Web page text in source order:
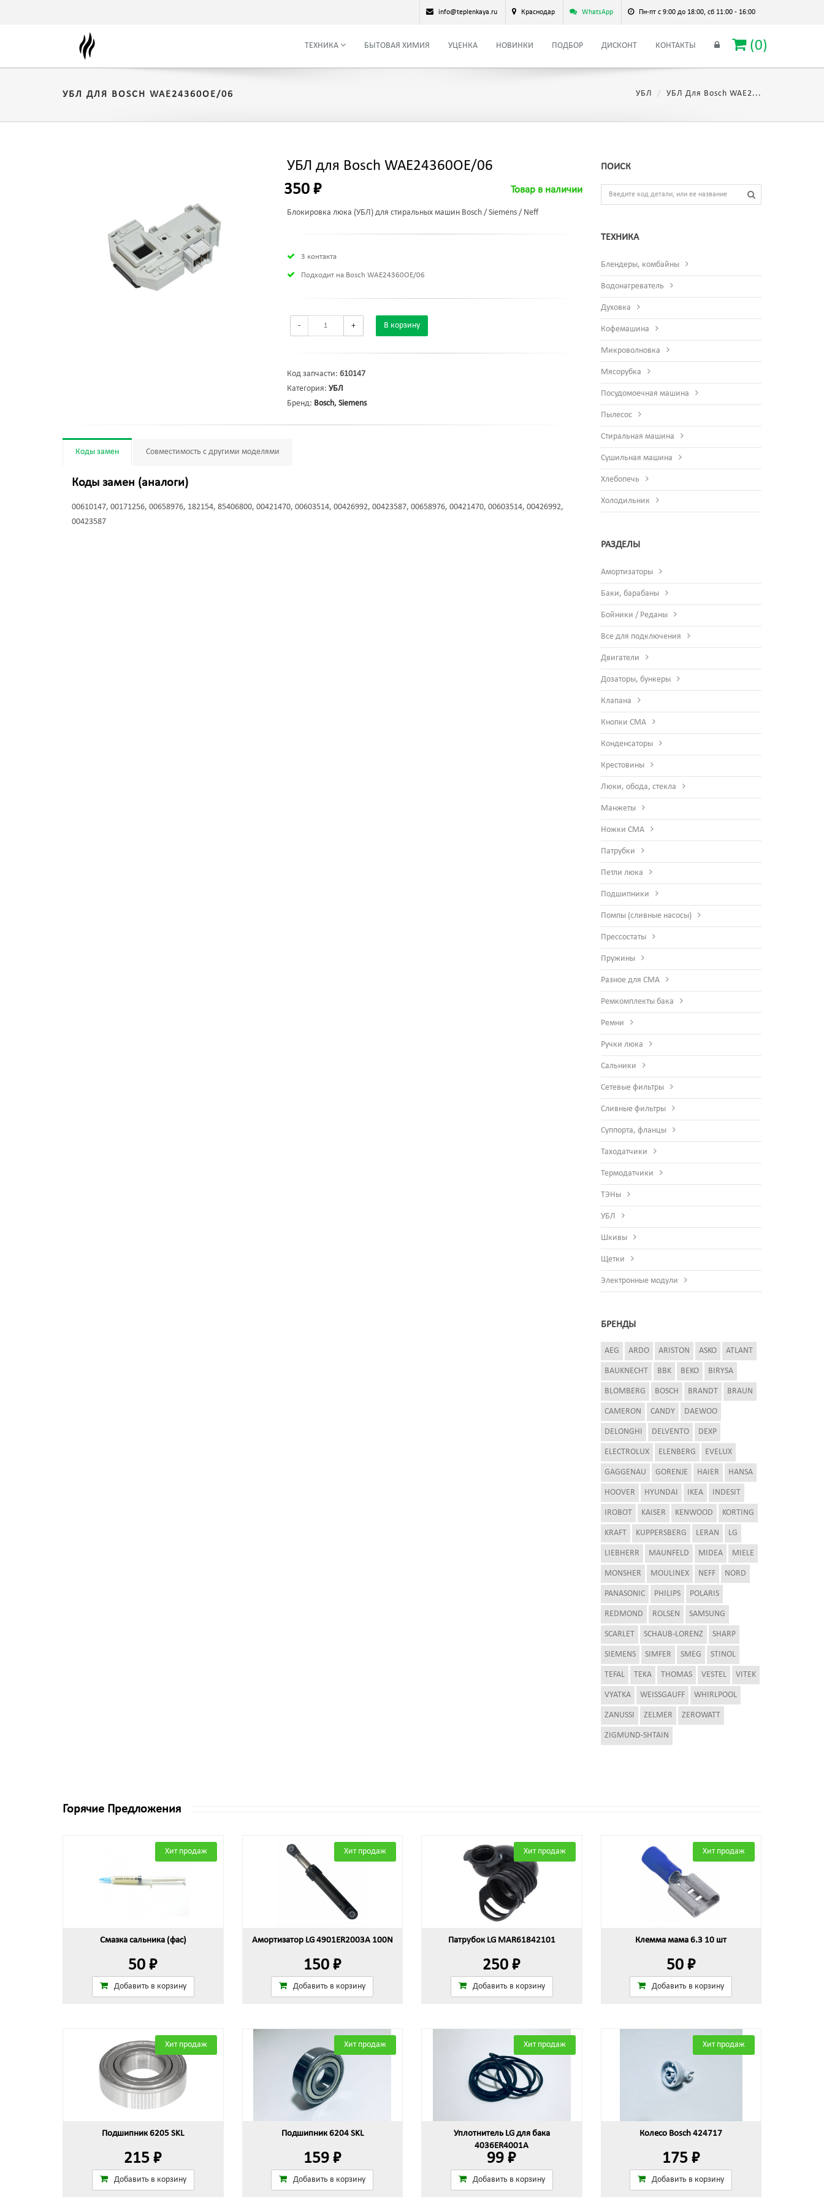
info@teplenkaya.ru Краснодар WhatsApp Пн-пт с 9:00 до 18:00, сб 11:00 - 16:00
ТЕХНИКА БЫТОВАЯ ХИМИЯ УЦЕНКА НОВИНКИ ПОДБОР ДИСКОНТ КОНТАКТЫ (0)
УБЛ ДЛЯ BOSCH WAE24360OE/06 УБЛ УБЛ Для Bosch WAE2...
УБЛ для Bosch WAE24360OE/06
350 ₽ Товар в наличии
Блокировка люка (УБЛ) для стиральных машин Bosch / Siemens / Neff
3 контакта
Подходит на Bosch WAE24360OE/06
- + В корзину
Код запчасти: 610147
Категория: УБЛ
Бренд: Bosch, Siemens
Коды замен Совместимость с другими моделями
Коды замен (аналоги)
00610147, 00171256, 00658976, 182154, 85406800, 00421470, 00603514, 00426992, 00423587, 00658976, 00421470, 00603514, 00426992,
00423587
ПОИСК
ТЕХНИКА
Блендеры, комбайны
Водонагреватель
Духовка
Кофемашина
Микроволновка
Мясорубка
Посудомоечная машина
Пылесос
Стиральная машина
Сушильная машина
Хлебопечь
Холодильник
РАЗДЕЛЫ
Амортизаторы
Баки, барабаны
Бойники / Реданы
Все для подключения
Двигатели
Дозаторы, бункеры
Клапана
Кнопки СМА
Конденсаторы
Крестовины
Люки, обода, стекла
Манжеты
Ножки СМА
Патрубки
Петли люка
Подшипники
Помпы (сливные насосы)
Прессостаты
Пружины
Разное для СМА
Ремкомплекты бака
Ремни
Ручки люка
Сальники
Сетевые фильтры
Сливные фильтры
Суппорта, фланцы
Таходатчики
Термодатчики
ТЭНы
УБЛ
Шкивы
Щетки
Электронные модули
БРЕНДЫ
AEG ARDO ARISTON ASKO ATLANT
BAUKNECHT BBK BEKO BIRYSA
BLOMBERG BOSCH BRANDT BRAUN
CAMERON CANDY DAEWOO
DELONGHI DELVENTO DEXP
ELECTROLUX ELENBERG EVELUX
GAGGENAU GORENJE HAIER HANSA
HOOVER HYUNDAI IKEA INDESIT
IROBOT KAISER KENWOOD KORTING
KRAFT KUPPERSBERG LERAN LG
LIEBHERR MAUNFELD MIDEA MIELE
MONSHER MOULINEX NEFF NORD
PANASONIC PHILIPS POLARIS
REDMOND ROLSEN SAMSUNG
SCARLET SCHAUB-LORENZ SHARP
SIEMENS SIMFER SMEG STINOL
TEFAL TEKA THOMAS VESTEL VITEK
VYATKA WEISSGAUFF WHIRLPOOL
ZANUSSI ZELMER ZEROWATT
ZIGMUND-SHTAIN
Горячие Предложения
Хит продаж
Смазка сальника (фас)
50 ₽
Добавить в корзину
Хит продаж
Амортизатор LG 4901ER2003A 100N
150 ₽
Добавить в корзину
Хит продаж
Патрубок LG MAR61842101
250 ₽
Добавить в корзину
Хит продаж
Клемма мама 6.3 10 шт
50 ₽
Добавить в корзину
Хит продаж
Подшипник 6205 SKL
215 ₽
Добавить в корзину
Хит продаж
Подшипник 6204 SKL
159 ₽
Добавить в корзину
Хит продаж
Уплотнитель LG для бака
4036ER4001A
99 ₽
Добавить в корзину
Хит продаж
Колесо Bosch 424717
175 ₽
Добавить в корзину